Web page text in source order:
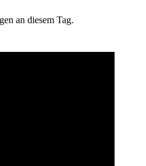
an diesem Tag.